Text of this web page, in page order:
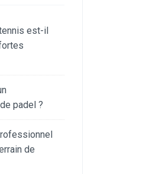
est-il
padel ?
de